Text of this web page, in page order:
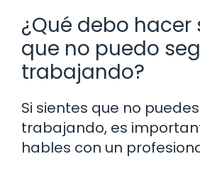
¿Qué debo hacer
que no puedo
trabajando?
Si sientes que no
trabajando, es
hables con un